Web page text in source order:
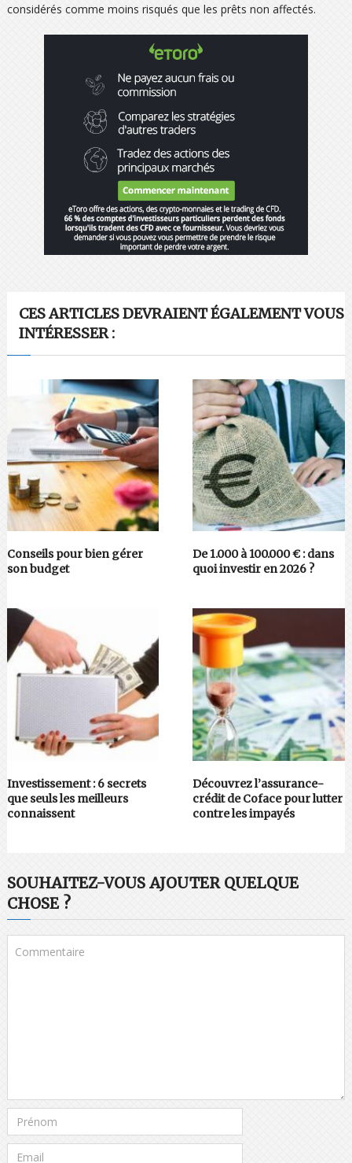
considérés comme moins risqués que les prêts non affectés.
CES ARTICLES DEVRAIENT ÉGALEMENT VOUS
INTÉRESSER :
Conseils pour bien gérer
son budget
De 1.000 à 100.000 € : dans
quoi investir en 2026 ?
Investissement : 6 secrets
que seuls les meilleurs
connaissent
Découvrez l’assurance-
crédit de Coface pour lutter
contre les impayés
SOUHAITEZ-VOUS AJOUTER QUELQUE
CHOSE ?